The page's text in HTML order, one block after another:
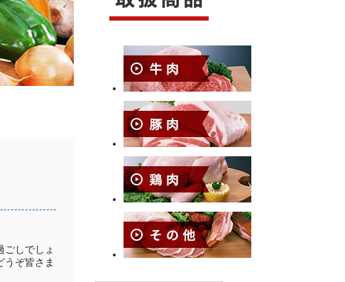
ごしでしょ
うぞ皆さま